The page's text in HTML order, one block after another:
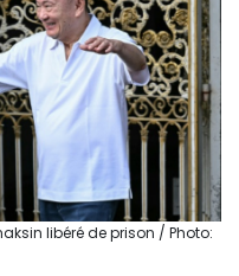
libéré de prison / Photo: